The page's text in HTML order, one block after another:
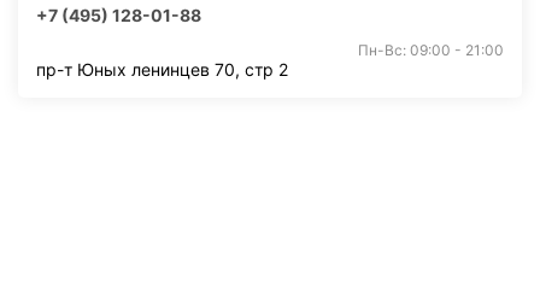
+7 (495) 128-01-88
Пн-Вс: 09:00 - 21:00
пр-т Юных ленинцев 70, стр 2